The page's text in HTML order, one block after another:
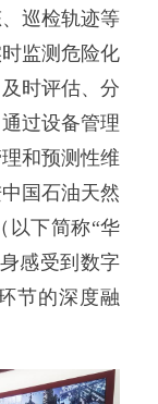
巡检轨迹等
监测危险化
时评估、分
过设备管理
和预测性维
国石油天然
以下简称“华
感受到数字
节的深度融